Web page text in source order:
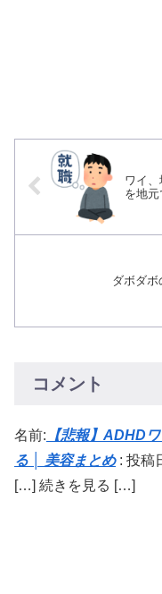
ワイ
を地
ダボダボ
コメント
名前: 【悲報】ADHD
る │ 美容まとめ: 投稿
[…] 続きを見る […]